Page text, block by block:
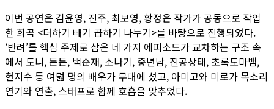
이번 공연은 김윤영, 진주, 최보영, 황정은 작가가 공동으로 작업
한 희곡 <더하기 빼기 곱하기 나누기>를 바탕으로 진행되었다.
‘반려’를 핵심 주제로 삼은 네 가지 에피소드가 교차하는 구조 속
에서 도니, 든든, 백순재, 소나기, 중년남, 진공상태, 초록도마뱀,
현지수 등 여덟 명의 배우가 무대에 섰고, 아미고와 미로가 목소리
연기와 연출, 스태프로 함께 호흡을 맞추었다.